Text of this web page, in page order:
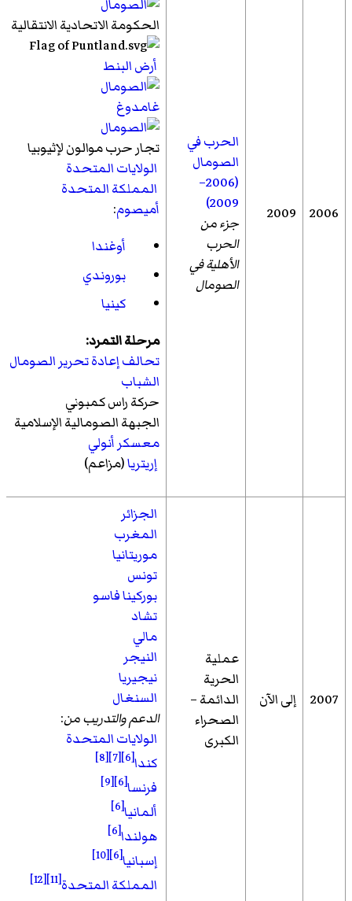
2006
2009
الحرب في
الصومال
(2006–
2009)
جزء من
الحرب
الأهلية في
الصومال
الحكومة الاتحادية الانتقالية
أرض البنط
غامدوغ
تجار حرب موالون لإثيوبيا
الولايات المتحدة
المملكة المتحدة
أميصوم:
أوغندا
بوروندي
كينيا
مرحلة التمرد:
تحالف إعادة تحرير الصومال
الشباب
حركة راس كمبوني
الجبهة الصومالية الإسلامية
معسكر أنولي
إريتريا(مزاعم)
2007 إلى الآن
عملية
الحرية
الدائمة –
الصحراء
الكبرى
الجزائر
المغرب
موريتانيا
تونس
بوركينا فاسو
تشاد
مالي
النيجر
نيجيريا
السنغال
الدعم والتدريب من:
الولايات المتحدة
كندا[6]
[7]
[8]
فرنسا[6]
[9]
ألمانيا[6]
هولندا[6]
إسبانيا[6]
[10]
المملكة المتحدة[11]
[12]